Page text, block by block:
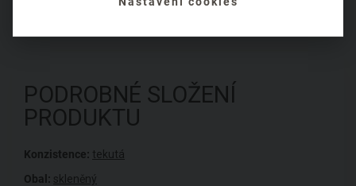
PODROBNÉ SLOŽENÍ
PRODUKTU
Konzistence: tekutá
Obal: skleněný